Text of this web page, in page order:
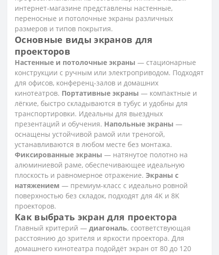
интернет-магазине представлены настенные,
переносные и потолочные экраны различных
размеров и типов покрытия.
Основные виды экранов для
проекторов
Настенные и потолочные экраны — стационарные
конструкции с ручным или электроприводом. Подходят
для офисов, конференц-залов и домашних
кинотеатров. Портативные экраны — компактные и
лёгкие, быстро складываются в тубус и удобны для
транспортировки. Идеальны для выездных
презентаций и обучения. Напольные экраны —
оснащены устойчивой рамой или треногой,
устанавливаются в любом месте без монтажа.
Фиксированные экраны — натянутое полотно на
алюминиевой раме, обеспечивающее идеальную
плоскость и равномерное отражение. Экраны с
натяжением — премиум-класс с идеально ровной
поверхностью без складок, подходят для 4K и 8K
проекторов.
Как выбрать экран для проектора
Главный критерий — диагональ, соответствующая
расстоянию до зрителя и яркости проектора. Для
домашнего кинотеатра подойдёт экран от 80 до 120